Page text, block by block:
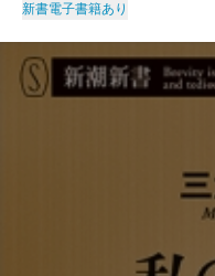
新書電子書籍あり